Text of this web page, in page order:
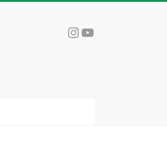
Instagram
YouTube